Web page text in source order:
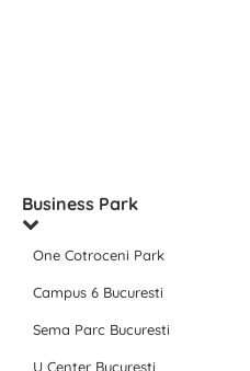
Business Park
One Cotroceni Park
Campus 6 Bucuresti
Sema Parc Bucuresti
U Center Bucuresti